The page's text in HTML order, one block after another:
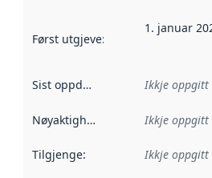
Først utgjeve: Denne datoen
1. januar
Sist oppdatert Ikkje oppgitt
Nøyaktigheit Ikkje oppgitt
Tilgjenge: Ikkje oppgitt